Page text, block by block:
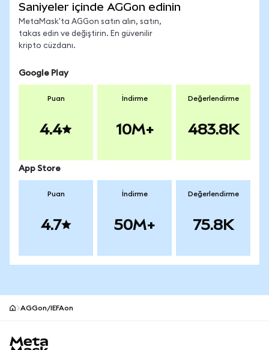
Saniyeler içinde AGGon edinin
MetaMask'ta AGGon satın alın, satın,
takas edin ve değiştirin. En güvenilir
kripto cüzdanı.
Google Play
Puan
4.4
İndirme
10M+
Değerlendirme
483.8K
App Store
Puan
4.7
İndirme
50M+
Değerlendirme
75.8K
AGGon/IEFAon